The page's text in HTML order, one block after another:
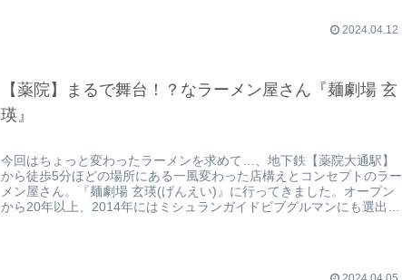
2024.04.12
【薬院】まるで舞台！？なラーメン屋さん『麺劇場 玄
瑛』
今回はちょっと変わったラーメンを求めて…、地下鉄【薬院大通駅】
から徒歩5分ほどの場所にある一風変わった店構えとコンセプトのラー
メン屋さん。『麺劇場 玄瑛(げんえい)』に行ってきました。オープン
から20年以上、2014年にはミシュランガイドビブグルマンにも選出さ